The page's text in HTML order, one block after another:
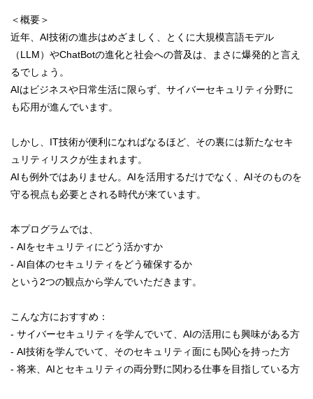
＜概要＞
近年、AI技術の進歩はめざましく、とくに大規模言語モデル
（LLM）やChatBotの進化と社会への普及は、まさに爆発的と言え
るでしょう。
AIはビジネスや日常生活に限らず、サイバーセキュリティ分野に
も応用が進んでいます。
しかし、IT技術が便利になればなるほど、その裏には新たなセキ
ュリティリスクが生まれます。
AIも例外ではありません。AIを活用するだけでなく、AIそのものを
守る視点も必要とされる時代が来ています。
本プログラムでは、
- AIをセキュリティにどう活かすか
- AI自体のセキュリティをどう確保するか
という2つの観点から学んでいただきます。
こんな方におすすめ：
- サイバーセキュリティを学んでいて、AIの活用にも興味がある方
- AI技術を学んでいて、そのセキュリティ面にも関心を持った方
- 将来、AIとセキュリティの両分野に関わる仕事を目指している方